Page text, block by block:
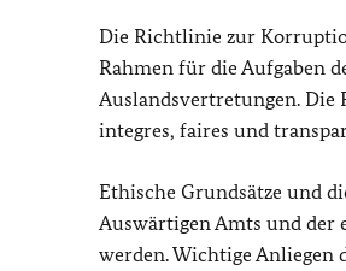
Die Richtlinie zur
Rahmen für die Aufgaben
Auslandsvertretungen.
integres, faires und
Ethische Grundsätze und
Auswärtigen Amts und der
werden. Wichtige Anliegen